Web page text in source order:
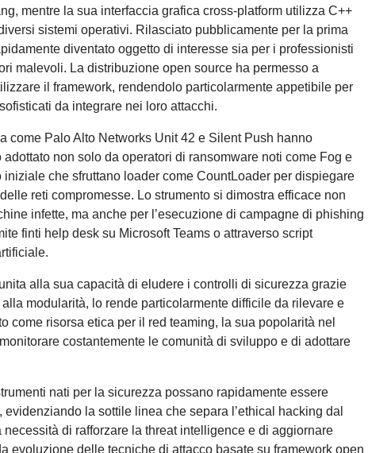
mentre la sua interfaccia grafica cross-platform utilizza C++
sistemi operativi. Rilasciato pubblicamente per la prima
diventato oggetto di interesse sia per i professionisti
malevoli. La distribuzione open source ha permesso a
il framework, rendendolo particolarmente appetibile per
da integrare nei loro attacchi.
come Palo Alto Networks Unit 42 e Silent Push hanno
non solo da operatori di ransomware noti come Fog e
che sfruttano loader come CountLoader per dispiegare
reti compromesse. Lo strumento si dimostra efficace non
infette, ma anche per l’esecuzione di campagne di phishing
finti help desk su Microsoft Teams o attraverso script
alla sua capacità di eludere i controlli di sicurezza grazie
modularità, lo rende particolarmente difficile da rilevare e
come risorsa etica per il red teaming, la sua popolarità nel
costantemente le comunità di sviluppo e di adottare
nati per la sicurezza possano rapidamente essere
la sottile linea che separa l’ethical hacking dal
di rafforzare la threat intelligence e di aggiornare
evoluzione delle tecniche di attacco basate su framework open